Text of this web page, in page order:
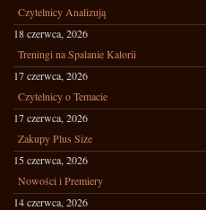
Czytelnicy Analizują
18 czerwca, 2026
Treningi na Spalanie Kalorii
17 czerwca, 2026
Czytelnicy o Temacie
17 czerwca, 2026
Zakupy Plus Size
15 czerwca, 2026
Nowości i Premiery
14 czerwca, 2026